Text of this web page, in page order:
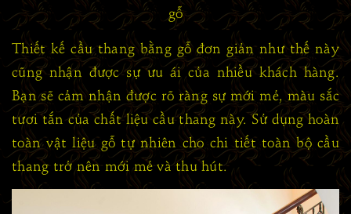
gỗ
Thiết kế cầu thang bằng gỗ đơn giản như thế này
cũng nhận được sự ưu ái của nhiều khách hàng.
Bạn sẽ cảm nhận được rõ ràng sự mới mẻ, màu sắc
tươi tắn của chất liệu cầu thang này. Sử dụng hoàn
toàn vật liệu gỗ tự nhiên cho chi tiết toàn bộ cầu
thang trở nên mới mẻ và thu hút.